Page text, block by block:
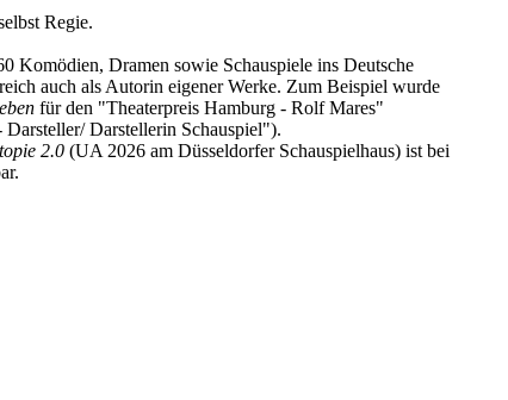
Regie.
Komödien, Dramen sowie Schauspiele ins Deutsche
auch als Autorin eigener Werke. Zum Beispiel wurde
für den "Theaterpreis Hamburg - Rolf Mares"
Darstellerin Schauspiel").
2.0 (UA 2026 am Düsseldorfer Schauspielhaus) ist bei